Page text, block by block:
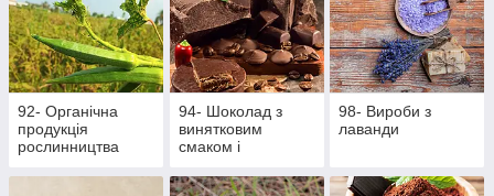
92- Органічна
продукція
рослинництва
94- Шоколад з
винятковим
смаком і
98- Вироби з
лаванди